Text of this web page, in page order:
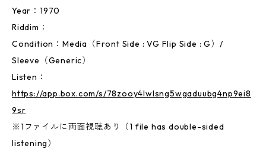
Year：1970
Riddim：
Condition：Media（Front Side : VG Flip Side : G）/
Sleeve（Generic）
Listen：
https://app.box.com/s/78zooy4lwlsng5wgaduubg4np9ei8
9sr
※1ファイルに両面視聴あり（1 file has double-sided
listening）